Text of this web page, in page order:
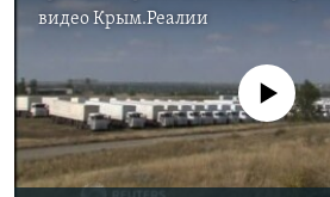
видеоКрым.Реалии
No media source